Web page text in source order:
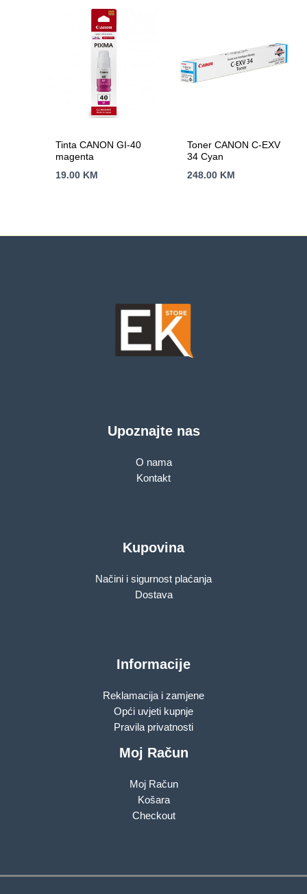
Tinta CANON GI-40
magenta
19.00 KM
Toner CANON C-EXV
34 Cyan
248.00 KM
Upoznajte nas
O nama
Kontakt
Kupovina
Načini i sigurnost plaćanja
Dostava
Informacije
Reklamacija i zamjene
Opći uvjeti kupnje
Pravila privatnosti
Moj Račun
Moj Račun
Košara
Checkout